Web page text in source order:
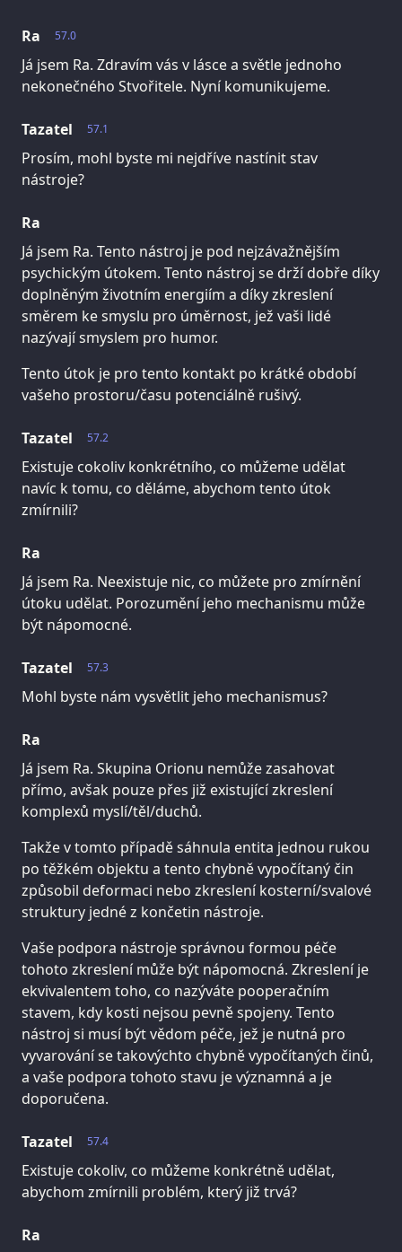
57.0
Ra
Já jsem Ra. Zdravím vás v lásce a světle jednoho
nekonečného Stvořitele. Nyní komunikujeme.
57.1
Tazatel
Prosím, mohl byste mi nejdříve nastínit stav
nástroje?
Ra
Já jsem Ra. Tento nástroj je pod nejzávažnějším
psychickým útokem. Tento nástroj se drží dobře díky
doplněným životním energiím a díky zkreslení
směrem ke smyslu pro úměrnost, jež vaši lidé
nazývají smyslem pro humor.
Tento útok je pro tento kontakt po krátké období
vašeho prostoru/času potenciálně rušivý.
57.2
Tazatel
Existuje cokoliv konkrétního, co můžeme udělat
navíc k tomu, co děláme, abychom tento útok
zmírnili?
Ra
Já jsem Ra. Neexistuje nic, co můžete pro zmírnění
útoku udělat. Porozumění jeho mechanismu může
být nápomocné.
57.3
Tazatel
Mohl byste nám vysvětlit jeho mechanismus?
Ra
Já jsem Ra. Skupina Orionu nemůže zasahovat
přímo, avšak pouze přes již existující zkreslení
komplexů myslí/těl/duchů.
Takže v tomto případě sáhnula entita jednou rukou
po těžkém objektu a tento chybně vypočítaný čin
způsobil deformaci nebo zkreslení kosterní/svalové
struktury jedné z končetin nástroje.
Vaše podpora nástroje správnou formou péče
tohoto zkreslení může být nápomocná. Zkreslení je
ekvivalentem toho, co nazýváte pooperačním
stavem, kdy kosti nejsou pevně spojeny. Tento
nástroj si musí být vědom péče, jež je nutná pro
vyvarování se takovýchto chybně vypočítaných činů,
a vaše podpora tohoto stavu je významná a je
doporučena.
57.4
Tazatel
Existuje cokoliv, co můžeme konkrétně udělat,
abychom zmírnili problém, který již trvá?
Ra